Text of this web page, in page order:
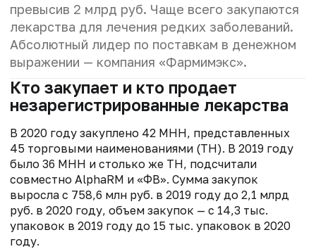
превысив 2 млрд руб. Чаще всего закупаются
лекарства для лечения редких заболеваний.
Абсолютный лидер по поставкам в денежном
выражении — компания «Фармимэкс».
Кто закупает и кто продает
незарегистрированные лекарства
В 2020 году закуплено 42 МНН, представленных
45 торговыми наименованиями (ТН). В 2019 году
было 36 МНН и столько же ТН, подсчитали
совместно AlphaRM и «ФВ». Сумма закупок
выросла с 758,6 млн руб. в 2019 году до 2,1 млрд
руб. в 2020 году, объем закупок — с 14,3 тыс.
упаковок в 2019 году до 15 тыс. упаковок в 2020
году.